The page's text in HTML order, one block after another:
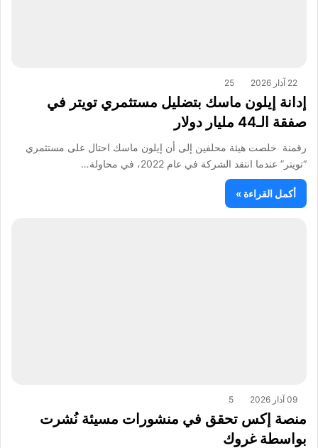
22 آذار 2026 25
إدانة إيلون ماسك بتضليل مستثمري تويتر في
صفقة الـ44 مليار دولار
رقمنة خلصت هيئة محلفين إلى أن إيلون ماسك احتال على مستثمري
“تويتر” عندما انتقد الشركة في عام 2022، في محاولة…
أكمل القراءة »
09 آذار 2026 5
منصة إكس تحقق في منشورات مسيئة نُشرت
بواسطة غروك